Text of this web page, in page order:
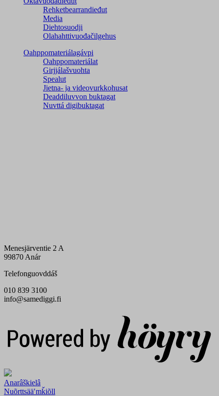
Rehketbearrandieđut
Media
Diehtosuodji
Olahahttivuođačilgehus
Oahppomateriálagávpi
Oahppomateriálat
Girjjálašvuohta
Spealut
Jietna- ja videovurkkohusat
Deaddiluvvon buktagat
Nuvttá digibuktagat
Menesjärventie 2 A
99870 Anár
Telefonguovddáš
010 839 3100
info@samediggi.fi
Anarâškielâ
Nuõrttsääʹmǩiõll